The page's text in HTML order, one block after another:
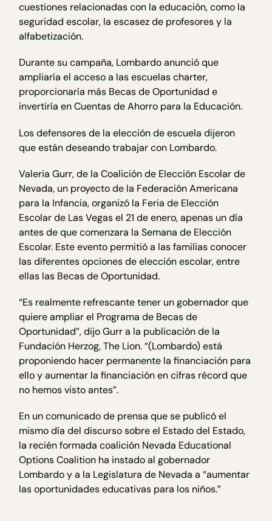
cuestiones relacionadas con la educación, como la
seguridad escolar, la escasez de profesores y la
alfabetización.
Durante su campaña, Lombardo anunció que
ampliaría el acceso a las escuelas charter,
proporcionaría más Becas de Oportunidad e
invertiría en Cuentas de Ahorro para la Educación.
Los defensores de la elección de escuela dijeron
que están deseando trabajar con Lombardo.
Valeria Gurr, de la Coalición de Elección Escolar de
Nevada, un proyecto de la Federación Americana
para la Infancia, organizó la Feria de Elección
Escolar de Las Vegas el 21 de enero, apenas un día
antes de que comenzara la Semana de Elección
Escolar. Este evento permitió a las familias conocer
las diferentes opciones de elección escolar, entre
ellas las Becas de Oportunidad.
“Es realmente refrescante tener un gobernador que
quiere ampliar el Programa de Becas de
Oportunidad”, dijo Gurr a la publicación de la
Fundación Herzog, The Lion. “(Lombardo) está
proponiendo hacer permanente la financiación para
ello y aumentar la financiación en cifras récord que
no hemos visto antes”.
En un comunicado de prensa que se publicó el
mismo día del discurso sobre el Estado del Estado,
la recién formada coalición Nevada Educational
Options Coalition ha instado al gobernador
Lombardo y a la Legislatura de Nevada a “aumentar
las oportunidades educativas para los niños.”